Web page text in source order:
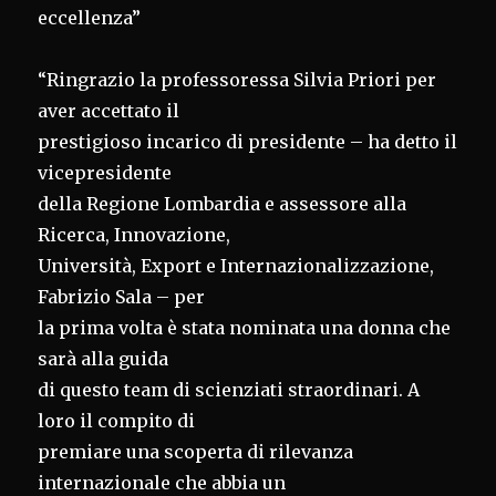
eccellenza”
“Ringrazio la professoressa Silvia Priori per
aver accettato il
prestigioso incarico di presidente – ha detto il
vicepresidente
della Regione Lombardia e assessore alla
Ricerca, Innovazione,
Università, Export e Internazionalizzazione,
Fabrizio Sala – per
la prima volta è stata nominata una donna che
sarà alla guida
di questo team di scienziati straordinari. A
loro il compito di
premiare una scoperta di rilevanza
internazionale che abbia un